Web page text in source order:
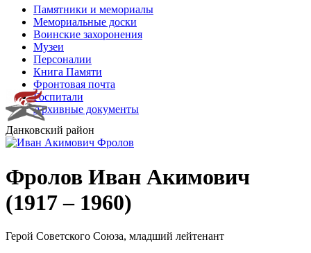
Памятники и мемориалы
Мемориальные доски
Воинские захоронения
Музеи
Персоналии
Книга Памяти
Фронтовая почта
Госпитали
Архивные документы
Данковский район
Фролов Иван Акимович
(1917 – 1960)
Герой Советского Союза, младший лейтенант